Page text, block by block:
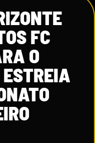
FC
O